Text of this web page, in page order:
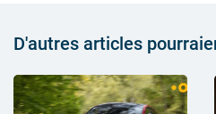
D'autres articles